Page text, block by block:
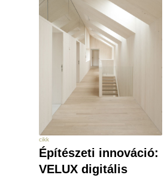
cikk
Építészeti innováció:
VELUX digitális